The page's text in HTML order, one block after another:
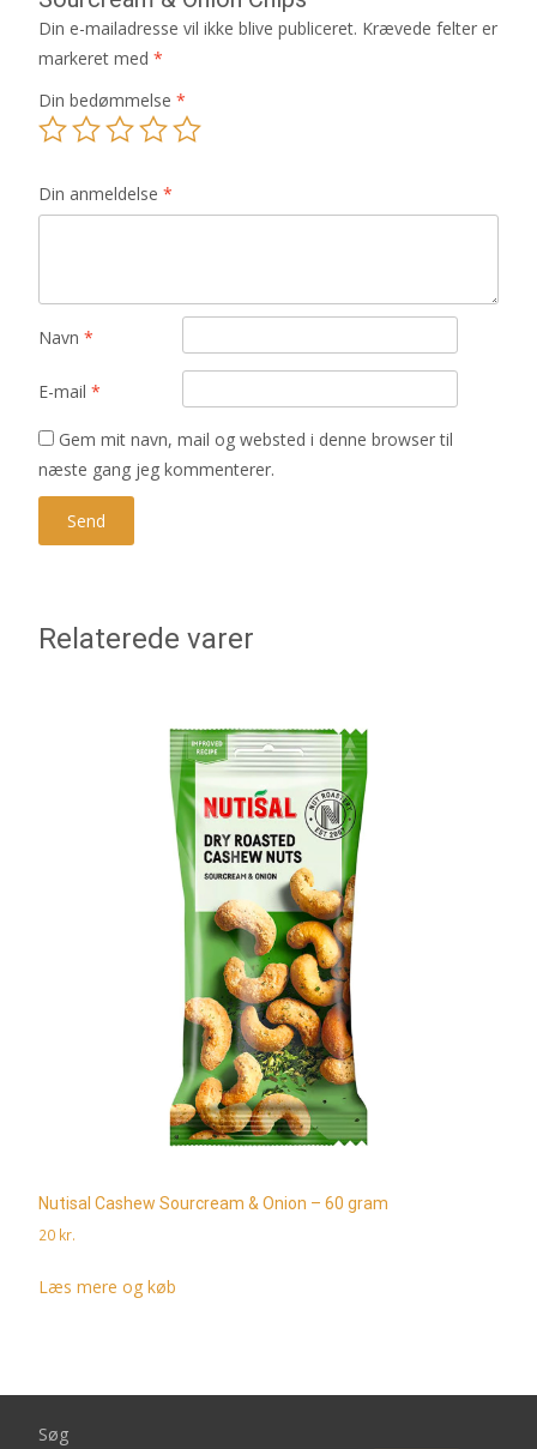
Din e-mailadresse vil ikke blive publiceret. Krævede felter er
markeret med *
Din bedømmelse *
Din anmeldelse *
Navn *
E-mail *
Gem mit navn, mail og websted i denne browser til
næste gang jeg kommenterer.
Relaterede varer
Nutisal Cashew Sourcream & Onion – 60 gram
20 kr.
Læs mere og køb
Søg